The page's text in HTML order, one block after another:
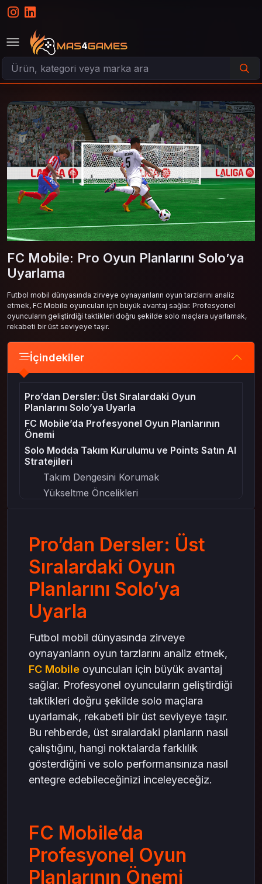
FC Mobile: Pro Oyun Planlarını Solo’ya
Uyarlama
Futbol mobil dünyasında zirveye oynayanların oyun tarzlarını analiz
etmek, FC Mobile oyuncuları için büyük avantaj sağlar. Profesyonel
oyuncuların geliştirdiği taktikleri doğru şekilde solo maçlara uyarlamak,
rekabeti bir üst seviyeye taşır.
İçindekiler
Pro’dan Dersler: Üst Sıralardaki Oyun
Planlarını Solo’ya Uyarla
FC Mobile’da Profesyonel Oyun Planlarının
Önemi
Solo Modda Takım Kurulumu ve Points Satın Al
Stratejileri
Takım Dengesini Korumak
Yükseltme Öncelikleri
Baskı Zamanlaması
Uzun Vadeli Planlama: FC Mobile’da
Sürdürülebilir Başarı
Kadro Rotasyonu
Hedef Belirleme
Sonuç: Profesyonel Planlardan Solo’ya Geçiş
Pro’dan Dersler: Üst
Sıralardaki Oyun
Planlarını Solo’ya
Uyarla
Futbol mobil dünyasında zirveye
oynayanların oyun tarzlarını analiz etmek,
FC Mobile oyuncuları için büyük avantaj
sağlar. Profesyonel oyuncuların geliştirdiği
taktikleri doğru şekilde solo maçlara
uyarlamak, rekabeti bir üst seviyeye taşır.
Bu rehberde, üst sıralardaki planların nasıl
çalıştığını, hangi noktalarda farklılık
gösterdiğini ve solo performansınıza nasıl
entegre edebileceğinizi inceleyeceğiz.
FC Mobile’da
Profesyonel Oyun
Planlarının Önemi